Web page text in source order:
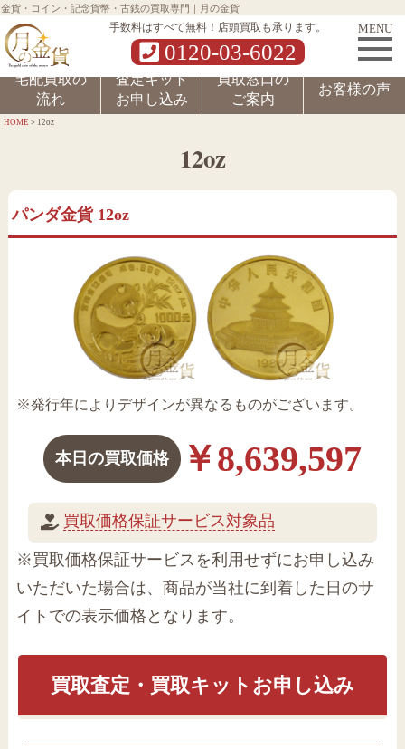
金貨・コイン・記念貨幣・古銭の買取専門｜月の金貨
手数料はすべて無料！店頭買取も承ります。
0120-03-6022
MENU
宅配買取の
流れ
査定キット
お申し込み
買取窓口の
ご案内
お客様の声
HOME > 12oz
12oz
パンダ金貨 12oz
※発行年によりデザインが異なるものがございます。
本日の買取価格 ￥8,639,597
買取価格保証サービス対象品
※買取価格保証サービスを利用せずにお申し込み
いただいた場合は、商品が当社に到着した日のサ
イトでの表示価格となります。
買取査定・買取キットお申し込み